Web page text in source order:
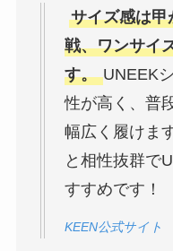
サイズ感は甲
戦、ワンサイ
す。UNEEK
性が高く、普
幅広く履けま
と相性抜群で
すすめです！
KEEN公式サイト